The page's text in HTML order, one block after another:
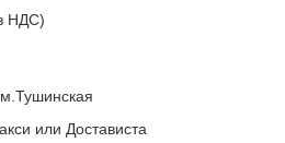
НДС)
или Достависта